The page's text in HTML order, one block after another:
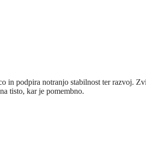
in podpira notranjo stabilnost ter razvoj.
tisto, kar je pomembno.